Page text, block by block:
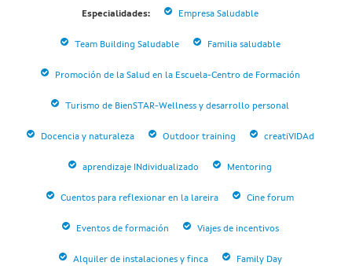
Especialidades: Empresa Saludable
Team Building Saludable Familia saludable
Promoción de la Salud en la Escuela-Centro de Formación
Turismo de BienSTAR-Wellness y desarrollo personal
Docencia y naturaleza Outdoor training creatiVIDAd
aprendizaje INdividualizado Mentoring
Cuentos para reflexionar en la lareira Cine forum
Eventos de formación Viajes de incentivos
Alquiler de instalaciones y finca Family Day